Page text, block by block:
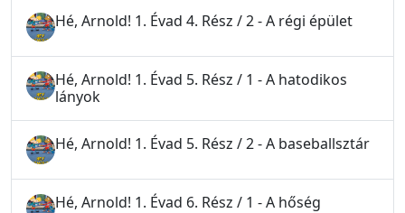
Hé, Arnold! 1. Évad 4. Rész / 2 - A régi épület
Hé, Arnold! 1. Évad 5. Rész / 1 - A hatodikos
lányok
Hé, Arnold! 1. Évad 5. Rész / 2 - A baseballsztár
Hé, Arnold! 1. Évad 6. Rész / 1 - A hőség